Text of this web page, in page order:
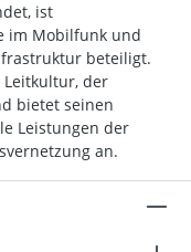
ist
im Mobilfunk und
beteiligt.
Leitkultur, der
bietet seinen
Leistungen der
an.